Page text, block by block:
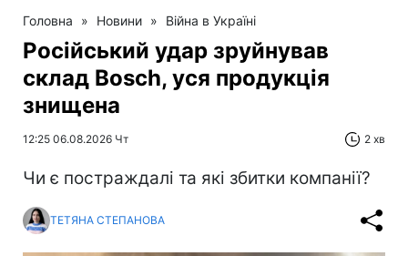
Головна » Новини » Війна в Україні
Російський удар зруйнував
склад Bosch, уся продукція
знищена
12:25 06.08.2026 Чт 2 хв
Чи є постраждалі та які збитки компанії?
ТЕТЯНА СТЕПАНОВА